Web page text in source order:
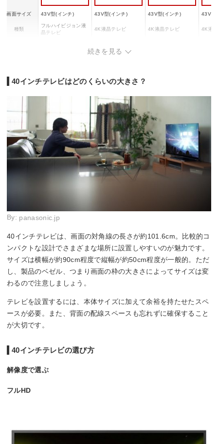
画面サイズ 43V型(インチ) 43V型(インチ) 43V型(インチ) 43V型
種類
フルハイビジョン液
晶テレビ
4K液晶テレビ 4K液晶テレビ 4K液
続きを見る
40インチテレビはどのくらいの大きさ？
By: panasonic.jp
40インチテレビは、画面の対角線の長さが約101.6cm。比較的コ
ンパクトな設計でさまざまな場所に設置しやすいのが魅力です。
サイズは横幅が約90cm程度で縦幅が約50cm程度が一般的。ただ
し、製品のベゼル、つまり画面の枠の大きさによってサイズは変
わるので注意しましょう。
テレビを設置するには、本体サイズに加えて余裕を持たせたスペ
ースが必要。また、背面の配線スペースも忘れずに確保すること
が大切です。
40インチテレビの選び方
解像度で選ぶ
フルHD